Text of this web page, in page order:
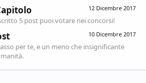
12 Dicembre 2017
5 post puoi votare nei concorsi!
10 Dicembre 2017
per te, e un meno che insignificante